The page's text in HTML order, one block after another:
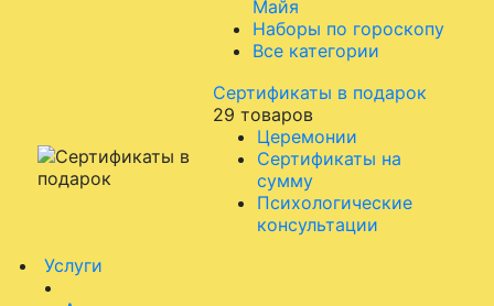
Майя
Наборы по гороскопу
Все категории
Сертификаты в подарок
29 товаров
Церемонии
Сертификаты на
сумму
Психологические
консультации
Услуги